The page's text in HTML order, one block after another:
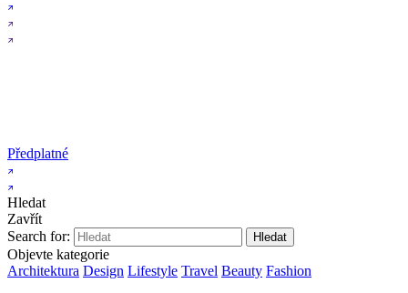
Předplatné
Hledat
Zavřít
Search for:
Objevte kategorie
Architektura Design Lifestyle Travel Beauty Fashion